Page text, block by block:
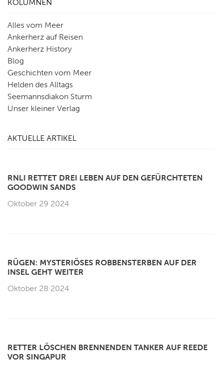
KOLUMNEN
Alles vom Meer
Ankerherz auf Reisen
Ankerherz History
Blog
Geschichten vom Meer
Helden des Alltags
Seemannsdiakon Sturm
Unser kleiner Verlag
AKTUELLE ARTIKEL
RNLI RETTET DREI LEBEN AUF DEN GEFÜRCHTETEN
GOODWIN SANDS
Oktober 29 2024
RÜGEN: MYSTERIÖSES ROBBENSTERBEN AUF DER
INSEL GEHT WEITER
Oktober 28 2024
RETTER LÖSCHEN BRENNENDEN TANKER AUF REEDE
VOR SINGAPUR